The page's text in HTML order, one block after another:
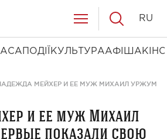
ПОДІЇ КУЛЬТУРААФІША КІНО
RU
МЕЙХЕР И ЕЕ МУЖ МИХАИЛ
и ее муж Михаил
показали свою